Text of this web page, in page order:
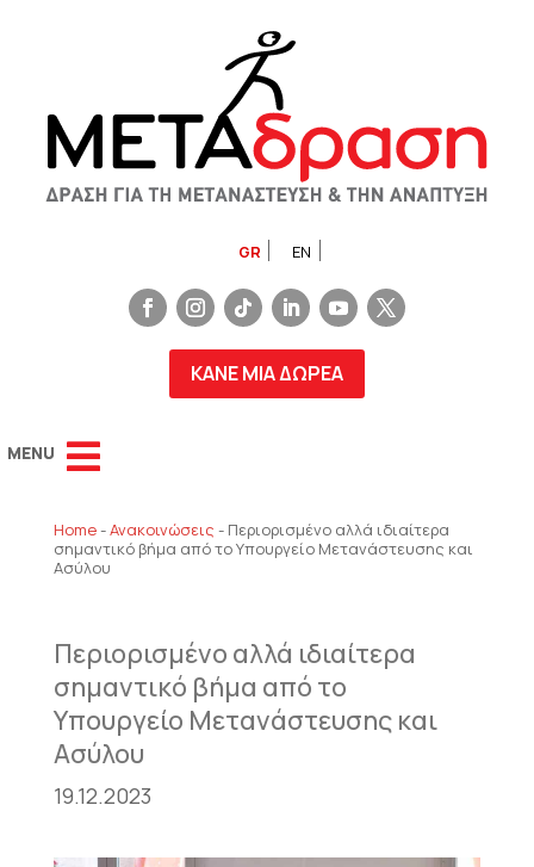
GR EN
ΚΑΝΕ ΜΙΑ ΔΩΡΕΑ
Home-Ανακοινώσεις - Περιορισμένο αλλά ιδιαίτερα
σημαντικό βήμα από το Υπουργείο Μετανάστευσης και
Ασύλου
Περιορισμένο αλλά ιδιαίτερα
σημαντικό βήμα από το
Υπουργείο Μετανάστευσης και
Ασύλου
19.12.2023